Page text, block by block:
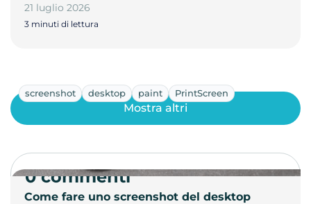
21 luglio 2026
3 minuti di lettura
screenshot desktop paint PrintScreen
Come fare uno screenshot del desktop
Mostra altri
0 commenti